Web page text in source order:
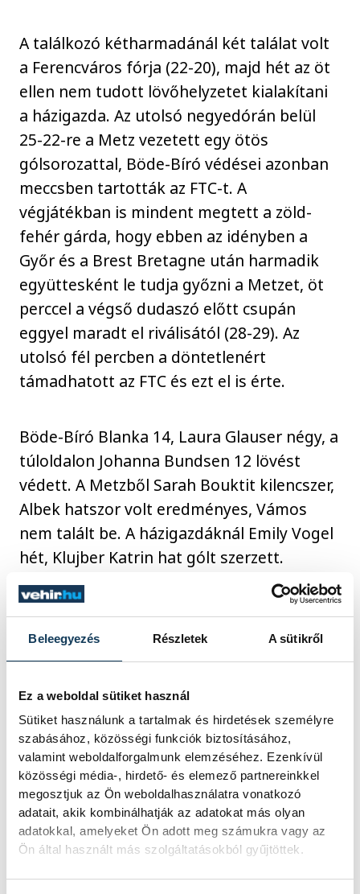
Beleegyezés Részletek A sütikről
Ez a weboldal sütiket használ
Sütiket használunk a tartalmak és hirdetések személyre
szabásához, közösségi funkciók biztosításához,
valamint weboldalforgalmunk elemzéséhez. Ezenkívül
közösségi média-, hirdető- és elemező partnereinkkel
megosztjuk az Ön weboldalhasználatra vonatkozó
adatait, akik kombinálhatják az adatokat más olyan
adatokkal, amelyeket Ön adott meg számukra vagy az
Ön által használt más szolgáltatásokból gyűjtöttek.
A találkozó kétharmadánál két találat volt
a Ferencváros fórja (22-20), majd hét az öt
ellen nem tudott lövőhelyzetet kialakítani
a házigazda. Az utolsó negyedórán belül
25-22-re a Metz vezetett egy ötös
gólsorozattal, Böde-Bíró védései azonban
meccsben tartották az FTC-t. A
végjátékban is mindent megtett a zöld-
fehér gárda, hogy ebben az idényben a
Győr és a Brest Bretagne után harmadik
együttesként le tudja győzni a Metzet, öt
perccel a végső dudaszó előtt csupán
eggyel maradt el riválisától (28-29). Az
utolsó fél percben a döntetlenért
támadhatott az FTC és ezt el is érte.
Böde-Bíró Blanka 14, Laura Glauser négy, a
túloldalon Johanna Bundsen 12 lövést
védett. A Metzből Sarah Bouktit kilencszer,
Albek hatszor volt eredményes, Vámos
nem talált be. A házigazdáknál Emily Vogel
hét, Klujber Katrin hat gólt szerzett.
A két együttes 23. egymás elleni meccsén
tíz-tíz ferencvárosi siker és metzi győzelem
mellett harmadszor született döntetlen.
A Ferencváros balszélsője, Márton Gréta az
MTI-nek arról beszélt: bíztak benne, hogy a
fantasztikus hangulatot teremtő közönség
támogatásával előnyre tehetnek szert,
ugyanakkor arra is felkészültek, ha két-
háromgólos hátránnyal kell
Franciaországba utazniuk.